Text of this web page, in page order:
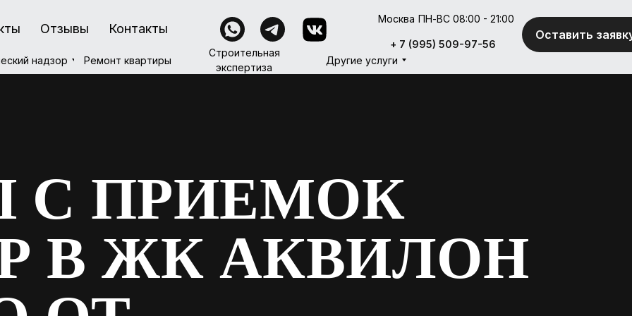
Отзывы Контакты Оставить
+ 7 (995) 509-97-56
Москва ПН-ВС 08:00 - 21:00
надзор Ремонт квартиры
Строительная
экспертиза
Другие услуги
+ 7 (995) 509-97-56 Оставить
Контакты
Отзывы
надзор Ремонт квартиры
Строительная
экспертиза
Другие услуги
С ПРИЕМОК
В ЖК АКВИЛОН